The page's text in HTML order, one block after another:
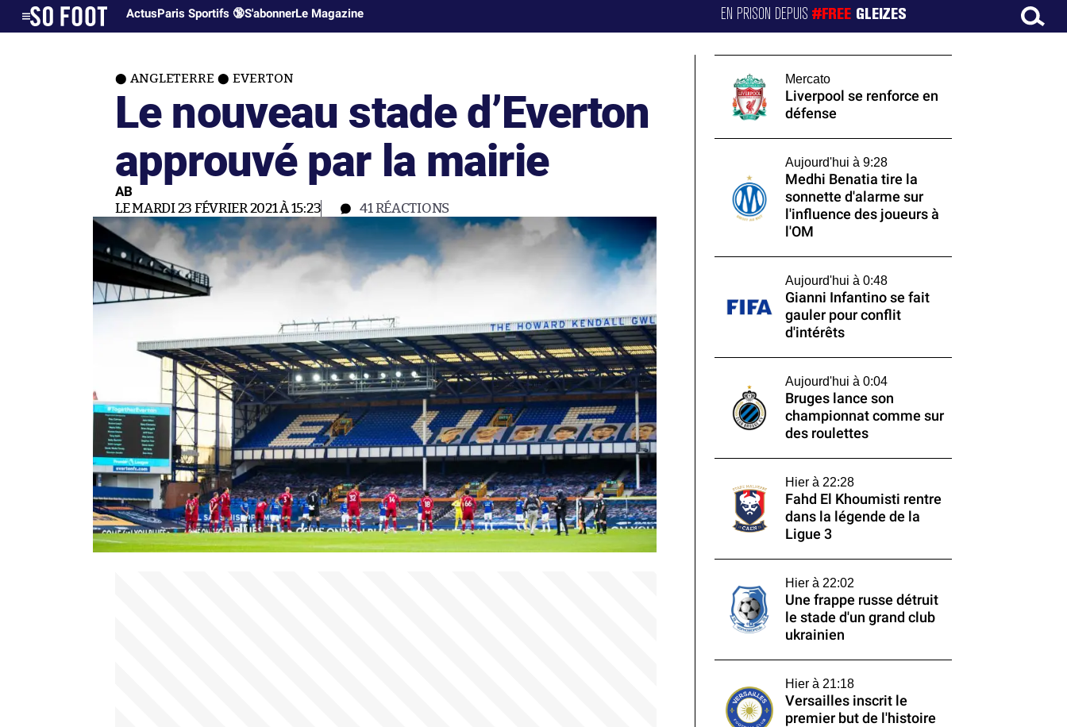
ActusParis Sportifs 🔞S'abonnerLe Magazine EN PRISON DEPUIS#FREE GLEIZES
ANGLETERRE EVERTON
Le nouveau stade d’Everton
approuvé par la mairie
AB
LE MARDI 23 FÉVRIER 2021 À 15:23 41 RÉACTIONS
Mercato
Liverpool se renforce en
défense
Aujourd'hui à 9:28
Medhi Benatia tire la
sonnette d'alarme sur
l'influence des joueurs à
l'OM
Aujourd'hui à 0:48
Gianni Infantino se fait
gauler pour conflit
d'intérêts
Aujourd'hui à 0:04
Bruges lance son
championnat comme sur
des roulettes
Hier à 22:28
Fahd El Khoumisti rentre
dans la légende de la
Ligue 3
Hier à 22:02
Une frappe russe détruit
le stade d'un grand club
ukrainien
Hier à 21:18
Versailles inscrit le
premier but de l'histoire